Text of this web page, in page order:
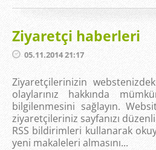
Ziyaretçi haberleri
05.11.2014 21:17
Ziyaretçilerinizin
olaylarınız hakkında
bilgilenmesini sağlayın.
ziyaretçileriniz sayfanızı
RSS bildirimleri kullanarak
yeni makaleleri almasını...